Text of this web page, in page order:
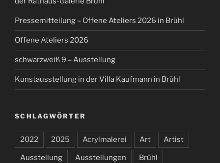
Pressemitteilung – Offene Ateliers 2026 in Brühl
Offene Ateliers 2026
schwarzweiß 9 – Ausstellung
Kunstausstellung in der Villa Kaufmann in Brühl
SCHLAGWÖRTER
2022 2025 Acrylmalerei Art Artist
Ausstellung Ausstellungen Brühl